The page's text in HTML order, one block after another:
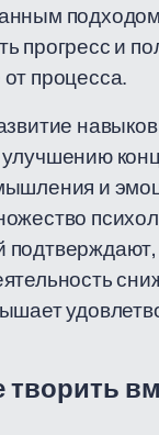
прогресс и
процесса.
улучшению
и
подтверждают,
творить